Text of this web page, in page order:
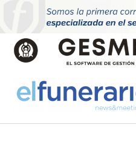
contenido